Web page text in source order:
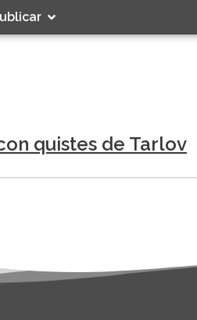
quistes de Tarlov